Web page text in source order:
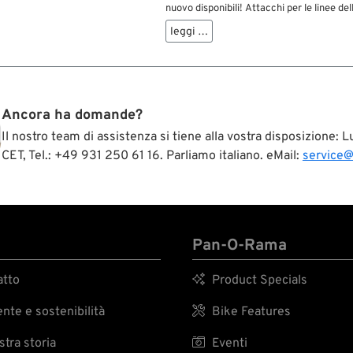
nuovo disponibili! Attacchi per le linee
serbatoi e pompe olio dei modelli meno
al 1964. Presentano la corretta
gomma con DI 5/16". In questo modo è
leggi …
Ancora ha domande?
Il nostro team di assistenza si tiene alla vostra disposizione:
CET, Tel.: +49 931 250 61 16. Parliamo italiano. eMail:
e sostenibilità
storia
Pan-O-Rama
 Product Specials
 Bike Features
 Eventi